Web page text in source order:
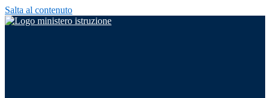
Salta al contenuto